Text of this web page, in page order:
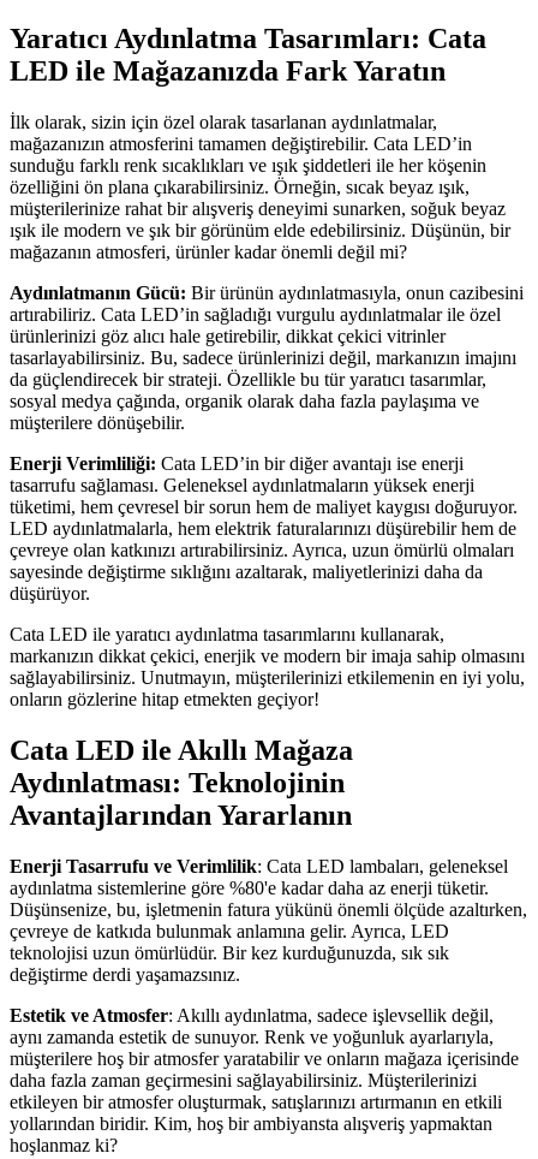
Yaratıcı Aydınlatma Tasarımları: Cata
LED ile Mağazanızda Fark Yaratın
İlk olarak, sizin için özel olarak tasarlanan aydınlatmalar,
mağazanızın atmosferini tamamen değiştirebilir. Cata LED’in
sunduğu farklı renk sıcaklıkları ve ışık şiddetleri ile her köşenin
özelliğini ön plana çıkarabilirsiniz. Örneğin, sıcak beyaz ışık,
müşterilerinize rahat bir alışveriş deneyimi sunarken, soğuk beyaz
ışık ile modern ve şık bir görünüm elde edebilirsiniz. Düşünün, bir
mağazanın atmosferi, ürünler kadar önemli değil mi?
Aydınlatmanın Gücü: Bir ürünün aydınlatmasıyla, onun cazibesini
artırabiliriz. Cata LED’in sağladığı vurgulu aydınlatmalar ile özel
ürünlerinizi göz alıcı hale getirebilir, dikkat çekici vitrinler
tasarlayabilirsiniz. Bu, sadece ürünlerinizi değil, markanızın imajını
da güçlendirecek bir strateji. Özellikle bu tür yaratıcı tasarımlar,
sosyal medya çağında, organik olarak daha fazla paylaşıma ve
müşterilere dönüşebilir.
Enerji Verimliliği: Cata LED’in bir diğer avantajı ise enerji
tasarrufu sağlaması. Geleneksel aydınlatmaların yüksek enerji
tüketimi, hem çevresel bir sorun hem de maliyet kaygısı doğuruyor.
LED aydınlatmalarla, hem elektrik faturalarınızı düşürebilir hem de
çevreye olan katkınızı artırabilirsiniz. Ayrıca, uzun ömürlü olmaları
sayesinde değiştirme sıklığını azaltarak, maliyetlerinizi daha da
düşürüyor.
Cata LED ile yaratıcı aydınlatma tasarımlarını kullanarak,
markanızın dikkat çekici, enerjik ve modern bir imaja sahip olmasını
sağlayabilirsiniz. Unutmayın, müşterilerinizi etkilemenin en iyi yolu,
onların gözlerine hitap etmekten geçiyor!
Cata LED ile Akıllı Mağaza
Aydınlatması: Teknolojinin
Avantajlarından Yararlanın
Enerji Tasarrufu ve Verimlilik: Cata LED lambaları, geleneksel
aydınlatma sistemlerine göre %80'e kadar daha az enerji tüketir.
Düşünsenize, bu, işletmenin fatura yükünü önemli ölçüde azaltırken,
çevreye de katkıda bulunmak anlamına gelir. Ayrıca, LED
teknolojisi uzun ömürlüdür. Bir kez kurduğunuzda, sık sık
değiştirme derdi yaşamazsınız.
Estetik ve Atmosfer: Akıllı aydınlatma, sadece işlevsellik değil,
aynı zamanda estetik de sunuyor. Renk ve yoğunluk ayarlarıyla,
müşterilere hoş bir atmosfer yaratabilir ve onların mağaza içerisinde
daha fazla zaman geçirmesini sağlayabilirsiniz. Müşterilerinizi
etkileyen bir atmosfer oluşturmak, satışlarınızı artırmanın en etkili
yollarından biridir. Kim, hoş bir ambiyansta alışveriş yapmaktan
hoşlanmaz ki?